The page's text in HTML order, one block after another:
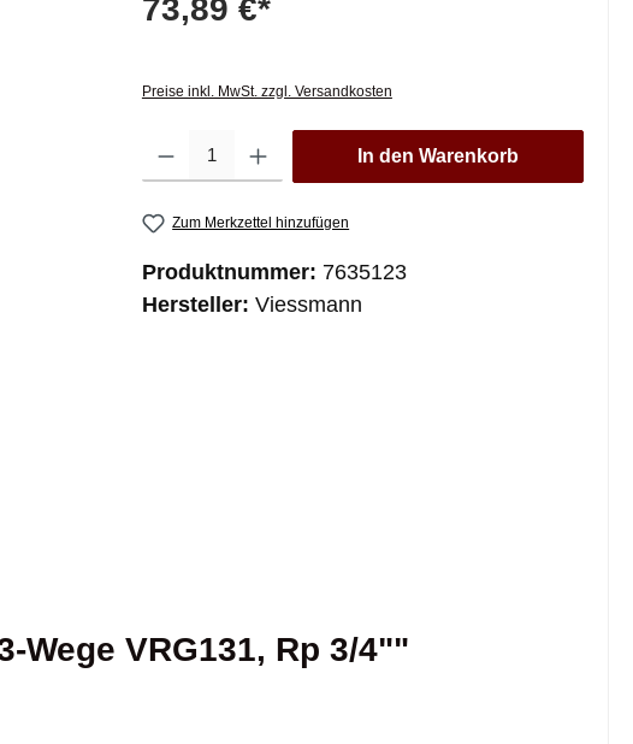
73,89 €*
Preise inkl. MwSt. zzgl. Versandkosten
In den Warenkorb
Zum Merkzettel hinzufügen
Produktnummer: 7635123
Hersteller: Viessmann
VRG131, Rp 3/4""